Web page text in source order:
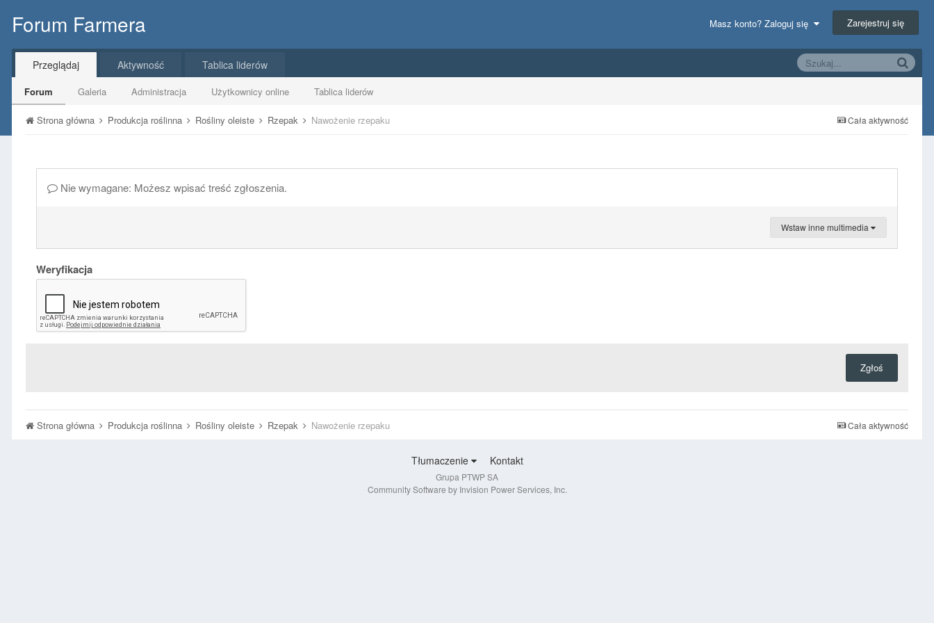
Forum Farmera Masz konto? Zaloguj się Zarejestruj się
Przeglądaj
Forum Galeria Administracja Użytkownicy online Tablica liderów
Aktywność Tablica liderów
Cała aktywność
Strona główna Produkcja roślinna Rośliny oleiste Rzepak Nawożenie rzepaku
Nie wymagane: Możesz wpisać treść zgłoszenia.
Wstaw inne multimedia
Weryfikacja
Zgłoś
Cała aktywność
Strona główna Produkcja roślinna Rośliny oleiste Rzepak Nawożenie rzepaku
Tłumaczenie Kontakt
Grupa PTWP SA
Community Software by Invision Power Services, Inc.